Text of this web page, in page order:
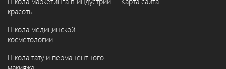
красоты
Школа медицинской
косметологии
Школа тату и перманентного